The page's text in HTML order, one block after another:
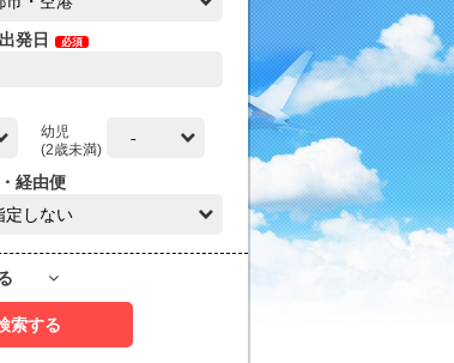
発日 必須
幼児
(2歳未満)
経由便